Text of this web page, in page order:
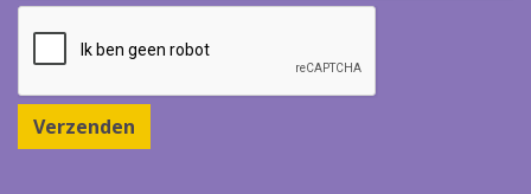
Verzenden